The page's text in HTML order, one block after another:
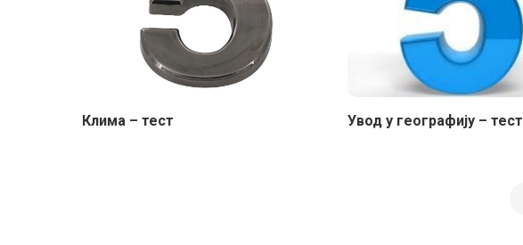
Клима – тест Увод у географију – тест